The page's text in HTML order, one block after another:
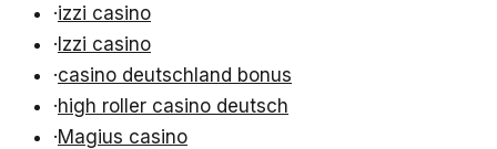
·izzi casino
·Izzi casino
·casino deutschland bonus
·high roller casino deutsch
·Magius casino